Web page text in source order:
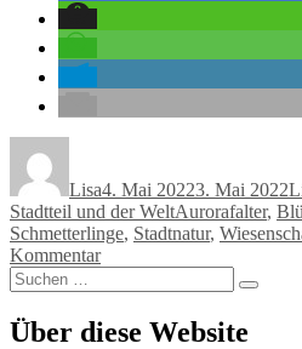
Lisa4. Mai 20223. Mai 2022
Stadtteil und der WeltSchlagwörter
Aurorafalter,
Schmetterlinge, Stadtnatur,
Kommentarzu
statt
Rasenwüste
Suchen
nach:
Suchen
Über diese Website